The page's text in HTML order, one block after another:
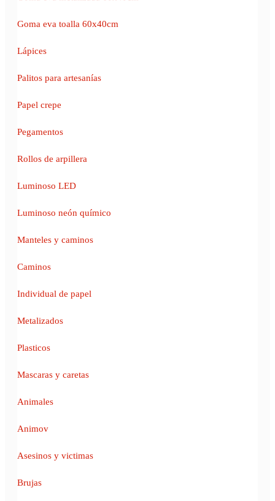
Goma eva toalla 60x40cm
Lápices
Palitos para artesanías
Papel crepe
Pegamentos
Rollos de arpillera
Luminoso LED
Luminoso neón químico
Manteles y caminos
Caminos
Individual de papel
Metalizados
Plasticos
Mascaras y caretas
Animales
Animov
Asesinos y victimas
Brujas